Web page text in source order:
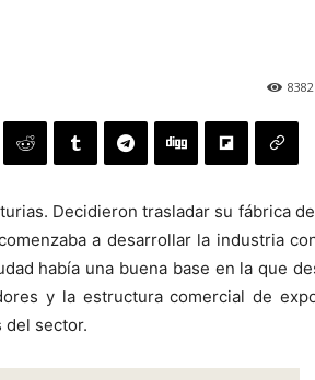
8382
Decidieron trasladar su fábrica
a desarrollar la industria
había una buena base en la que
y la estructura comercial de
del sector.